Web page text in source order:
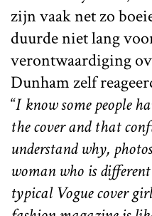
zijn vaak net zo
duurde niet lang
verontwaardiging
Dunham zelf
“I know some people
the cover and that
understand why,
woman who is
typical Vogue cover